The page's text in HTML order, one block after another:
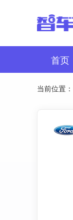
首页
当前位置：